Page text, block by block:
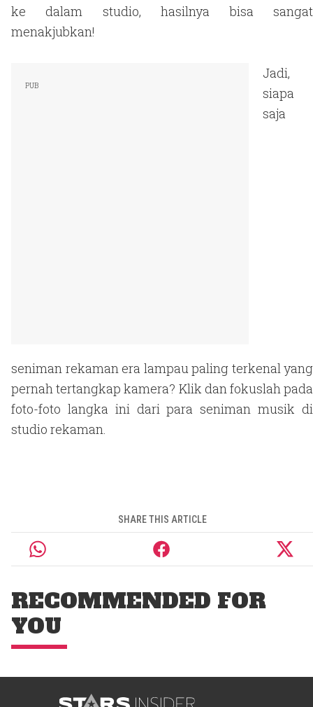
ke dalam studio, hasilnya bisa sangat
menakjubkan!
Jadi,
siapa
saja
seniman rekaman era lampau paling terkenal yang
pernah tertangkap kamera? Klik dan fokuslah pada
foto-foto langka ini dari para seniman musik di
studio rekaman.
SHARE THIS ARTICLE
RECOMMENDED FOR
YOU